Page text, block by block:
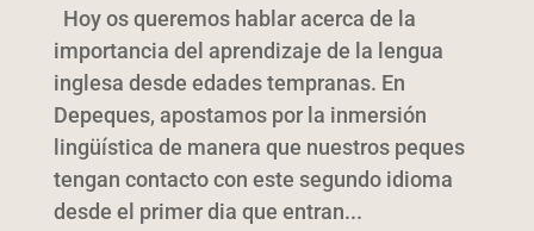
Hoy os queremos hablar acerca de la
importancia del aprendizaje de la lengua
inglesa desde edades tempranas. En
Depeques, apostamos por la inmersión
lingüística de manera que nuestros peques
tengan contacto con este segundo idioma
desde el primer dia que entran...